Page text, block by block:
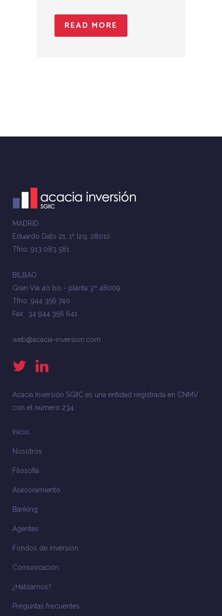
READ MORE
MADRID
Eduardo Dato 21, 1º Izq. 28010
Tfno: 913 083 581
BILBAO
Gran Vía 40 bis - planta 3ª 48009
Tfno: 944 356 740
Fax: 34 944 356 641
web@acacia-inversion.com
Acacia Inversión SGIIC es una entidad registrada en CNMV
con el número 234.
Inicio
Nosotros
Filosofía
Asesoramiento
Banking
Agentes
Fondos de inversión
Comunicación
¿Hablamos?
Preguntas frecuentes